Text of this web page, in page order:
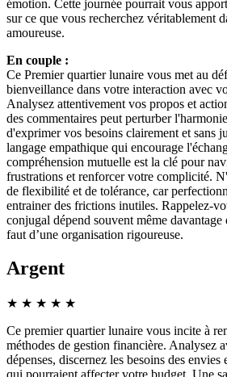
émotion. Cette journée pourrait vous
sur ce que vous recherchez véritablement
amoureuse.
En couple :
Ce Premier quartier lunaire vous met au
bienveillance dans votre interaction avec
Analysez attentivement vos propos et
des commentaires peut perturber
d'exprimer vos besoins clairement et sans
langage empathique qui encourage
compréhension mutuelle est la clé pour
frustrations et renforcer votre complicité.
de flexibilité et de tolérance, car
entrainer des frictions inutiles. Rappelez-
conjugal dépend souvent même davantage
faut d’une organisation rigoureuse.
Argent
★ ★ ★ ★ ★
Ce premier quartier lunaire vous incite à
méthodes de gestion financière. Analysez
dépenses, discernez les besoins des